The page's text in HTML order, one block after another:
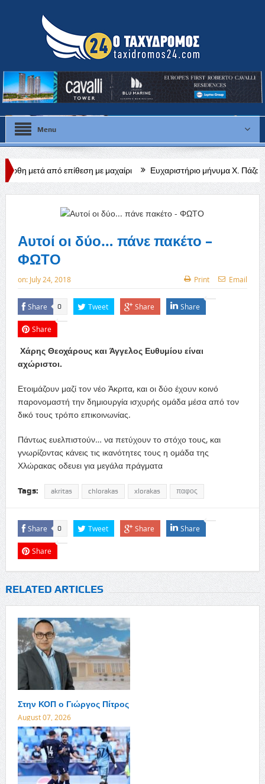
Menu
με μαχαίρι Ευχαριστήριο μήνυμα Χ. Πάζαρου για Α.
Αυτοί οι δύο… πάνε πακέτο –
ΦΩΤΟ
on: July 24, 2018 Print Email
Share 0 Tweet Share Share
Share
Χάρης Θεοχάρους και Άγγελος Ευθυμίου είναι
αχώριστοι.
Ετοιμάζουν μαζί τον νέο Άκριτα, και οι δύο έχουν κοινό
παρονομαστή την δημιουργία ισχυρής ομάδα μέσα από τον
δικό τους τρόπο επικοινωνίας.
Πάντως ευελπιστούν… να πετύχουν το στόχο τους, και
γνωρίζοντας κάνεις τις ικανότητες τους η ομάδα της
Χλώρακας οδευει για μεγάλα πράγματα
Tags: akritas chlorakas xlorakas παφος
Share 0 Tweet Share Share
Share
RELATED ARTICLES
Στην ΚΟΠ ο Γιώργος Πίτρος
August 07, 2026